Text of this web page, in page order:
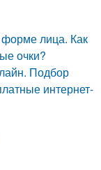
лица. Как
очки?
Подбор
интернет-